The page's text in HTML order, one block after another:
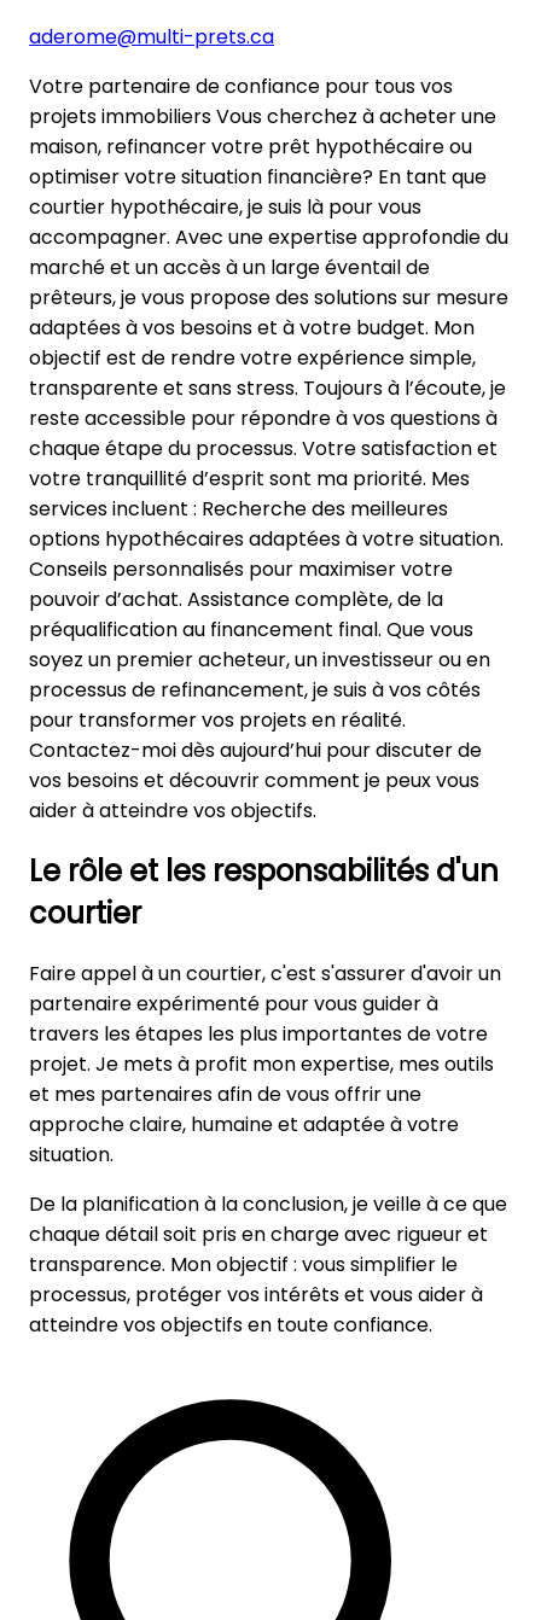
aderome@multi-prets.ca
Votre partenaire de confiance pour tous vos
projets immobiliers Vous cherchez à acheter une
maison, refinancer votre prêt hypothécaire ou
optimiser votre situation financière? En tant que
courtier hypothécaire, je suis là pour vous
accompagner. Avec une expertise approfondie du
marché et un accès à un large éventail de
prêteurs, je vous propose des solutions sur mesure
adaptées à vos besoins et à votre budget. Mon
objectif est de rendre votre expérience simple,
transparente et sans stress. Toujours à l’écoute, je
reste accessible pour répondre à vos questions à
chaque étape du processus. Votre satisfaction et
votre tranquillité d’esprit sont ma priorité. Mes
services incluent : Recherche des meilleures
options hypothécaires adaptées à votre situation.
Conseils personnalisés pour maximiser votre
pouvoir d’achat. Assistance complète, de la
préqualification au financement final. Que vous
soyez un premier acheteur, un investisseur ou en
processus de refinancement, je suis à vos côtés
pour transformer vos projets en réalité.
Contactez-moi dès aujourd’hui pour discuter de
vos besoins et découvrir comment je peux vous
aider à atteindre vos objectifs.
Le rôle et les responsabilités d'un
courtier
Faire appel à un courtier, c'est s'assurer d'avoir un
partenaire expérimenté pour vous guider à
travers les étapes les plus importantes de votre
projet. Je mets à profit mon expertise, mes outils
et mes partenaires afin de vous offrir une
approche claire, humaine et adaptée à votre
situation.
De la planificationà laconclusion, je veille à ce que
chaque détail soit pris en charge avec rigueur et
transparence. Mon objectif : vous simplifier le
processus, protéger vos intérêts et vous aider à
atteindre vos objectifs en toute confiance.